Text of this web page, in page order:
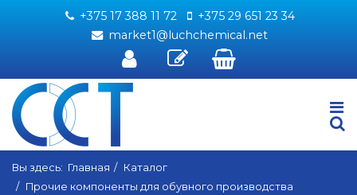
+375 17 388 11 72
+375 29 651 23 34
market1@luchchemical.net
Вы здесь: Главная
Каталог
Прочие компоненты для обувного производства